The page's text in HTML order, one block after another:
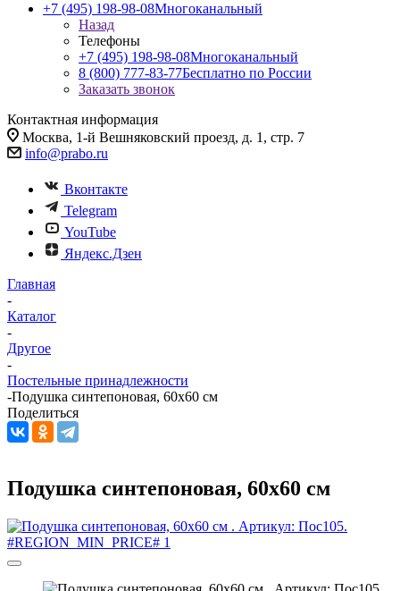
+7 (495) 198-98-08Многоканальный
Назад
Телефоны
+7 (495) 198-98-08Многоканальный
8 (800) 777-83-77Бесплатно по России
Заказать звонок
Контактная информация
Москва, 1-й Вешняковский проезд, д. 1, стр. 7
info@prabo.ru
Вконтакте
Telegram
YouTube
Яндекс.Дзен
Главная
-
Каталог
-
Другое
-
Постельные принадлежности
-Подушка синтепоновая, 60х60 см
Поделиться
Подушка синтепоновая, 60х60 см